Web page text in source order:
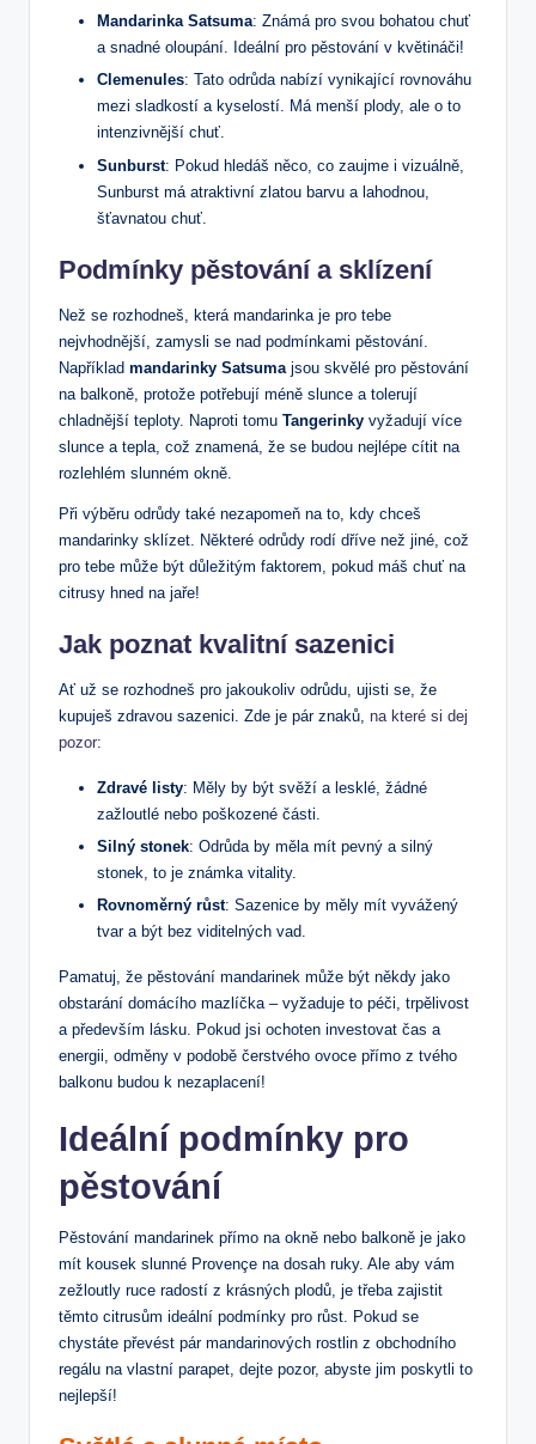
Mandarinka Satsuma: Známá pro svou bohatou chuť
a snadné oloupání. Ideální pro pěstování v květináči!
Clemenules: Tato odrůda nabízí vynikající rovnováhu
mezi sladkostí a kyselostí. Má menší plody, ale o to
intenzivnější chuť.
Sunburst: Pokud hledáš něco, co zaujme i vizuálně,
Sunburst má atraktivní zlatou barvu a lahodnou,
šťavnatou chuť.
Podmínky pěstování a sklízení
Než se rozhodneš, která mandarinka je pro tebe
nejvhodnější, zamysli se nad podmínkami pěstování.
Například mandarinky Satsuma jsou skvělé pro pěstování
na balkoně, protože potřebují méně slunce a tolerují
chladnější teploty. Naproti tomu Tangerinky vyžadují více
slunce a tepla, což znamená, že se budou nejlépe cítit na
rozlehlém slunném okně.
Při výběru odrůdy také nezapomeň na to, kdy chceš
mandarinky sklízet. Některé odrůdy rodí dříve než jiné, což
pro tebe může být důležitým faktorem, pokud máš chuť na
citrusy hned na jaře!
Jak poznat kvalitní sazenici
Ať už se rozhodneš pro jakoukoliv odrůdu, ujisti se, že
kupuješ zdravou sazenici. Zde je pár znaků, na které si dej
pozor:
Zdravé listy: Měly by být svěží a lesklé, žádné
zažloutlé nebo poškozené části.
Silný stonek: Odrůda by měla mít pevný a silný
stonek, to je známka vitality.
Rovnoměrný růst: Sazenice by měly mít vyvážený
tvar a být bez viditelných vad.
Pamatuj, že pěstování mandarinek může být někdy jako
obstarání domácího mazlíčka – vyžaduje to péči, trpělivost
a především lásku. Pokud jsi ochoten investovat čas a
energii, odměny v podobě čerstvého ovoce přímo z tvého
balkonu budou k nezaplacení!
Ideální podmínky pro
pěstování
Pěstování mandarinek přímo na okně nebo balkoně je jako
mít kousek slunné Provençe na dosah ruky. Ale aby vám
zežloutly ruce radostí z krásných plodů, je třeba zajistit
těmto citrusům ideální podmínky pro růst. Pokud se
chystáte převést pár mandarinových rostlin z obchodního
regálu na vlastní parapet, dejte pozor, abyste jim poskytli to
nejlepší!